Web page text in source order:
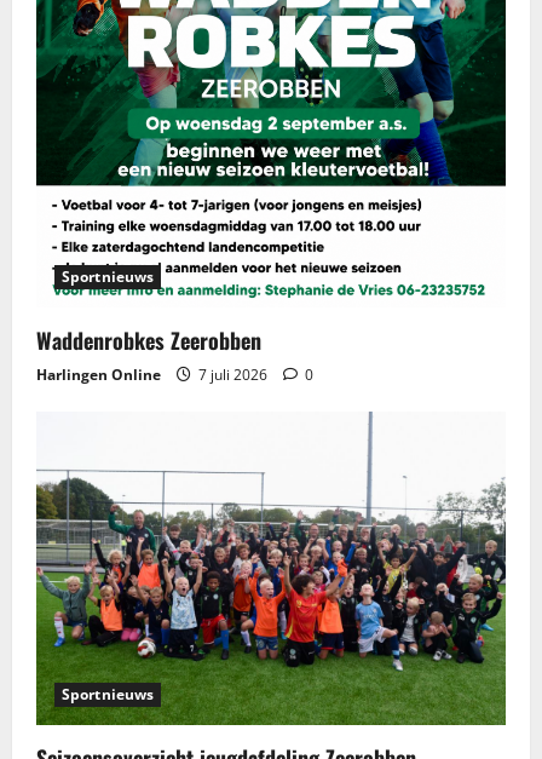
Sportnieuws
Waddenrobkes Zeerobben
Harlingen Online 7 juli 2026 0
Sportnieuws